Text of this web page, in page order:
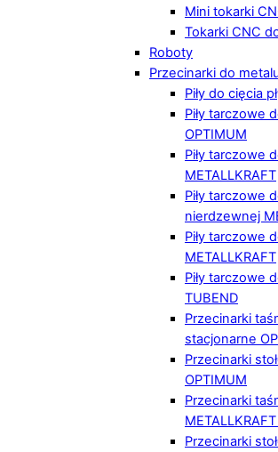
Mini tokarki
Tokarki CNC
Roboty
Przecinarki do
Piły do cięcia
Piły tarczowe
OPTIMUM
Piły tarczowe
METALLKRAFT
Piły tarczowe
nierdzewnej
Piły tarczowe
METALLKRAFT
Piły tarczowe
TUBEND
Przecinarki
stacjonarne
Przecinarki
OPTIMUM
Przecinarki
Przecinarki